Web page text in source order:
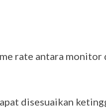
rate antara monitor
disesuaikan